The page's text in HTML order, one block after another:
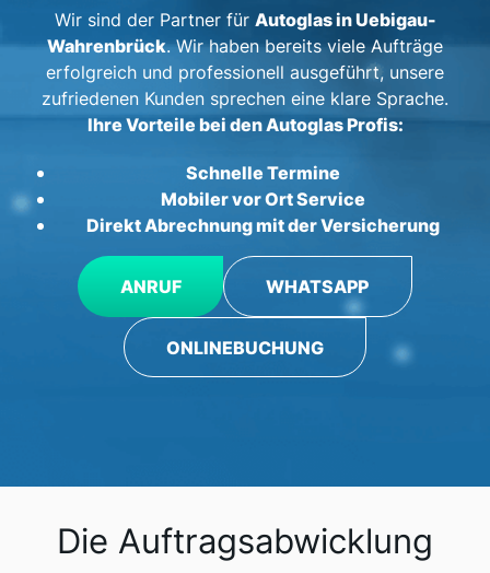
Wir sind der Partner für Autoglas in Uebigau-
Wahrenbrück. Wir haben bereits viele Aufträge
erfolgreich und professionell ausgeführt, unsere
zufriedenen Kunden sprechen eine klare Sprache.
Ihre Vorteile bei den Autoglas Profis:
Schnelle Termine
Mobiler vor Ort Service
Direkt Abrechnung mit der Versicherung
ANRUF WHATSAPP
ONLINEBUCHUNG
Die Auftragsabwicklung